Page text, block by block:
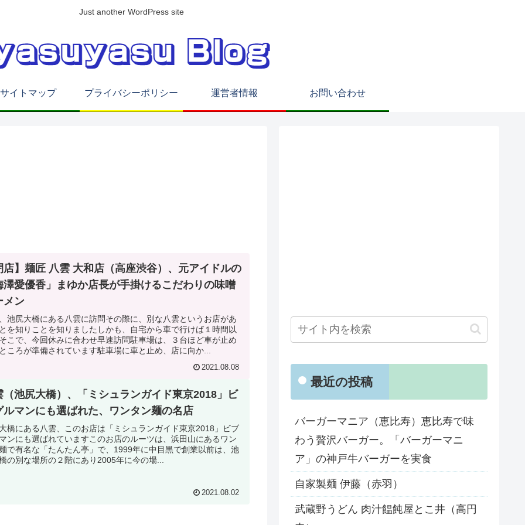
Just another WordPress site
サイトマップ プライバシーポリシー 運営者情報 お問い合わせ
店】麺匠 八雲 大和店（高座渋谷）、元アイドルの
澤愛優香」まゆか店長が手掛けるこだわりの味噌
メン
池尻大橋にある八雲に訪問その際に、別な八雲というお店があ
を知りことを知りましたしかも、自宅から車で行けば１時間以
こで、今回休みに合わせ早速訪問駐車場は、３台ほど車が止め
ころが準備されています駐車場に車と止め、店に向か...
2021.08.08
（池尻大橋）、「ミシュランガイド東京2018」ビ
ルマンにも選ばれた、ワンタン麺の名店
橋にある八雲、このお店は「ミシュランガイド東京2018」ビブ
ンにも選ばれていますこのお店のルーツは、浜田山にあるワン
で有名な「たんたん亭」で、1999年に中目黒で創業以前は、池
の別な場所の２階にあり2005年に今の場...
2021.08.02
最近の投稿
バーガーマニア（恵比寿）恵比寿で味
わう贅沢バーガー。「バーガーマニ
ア」の神戸牛バーガーを実食
自家製麺 伊藤（赤羽）
武蔵野うどん 肉汁饂飩屋とこ井（高円